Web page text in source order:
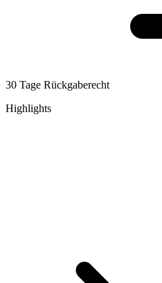
30 Tage Rückgaberecht
Highlights